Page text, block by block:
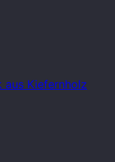
aus Kiefernholz